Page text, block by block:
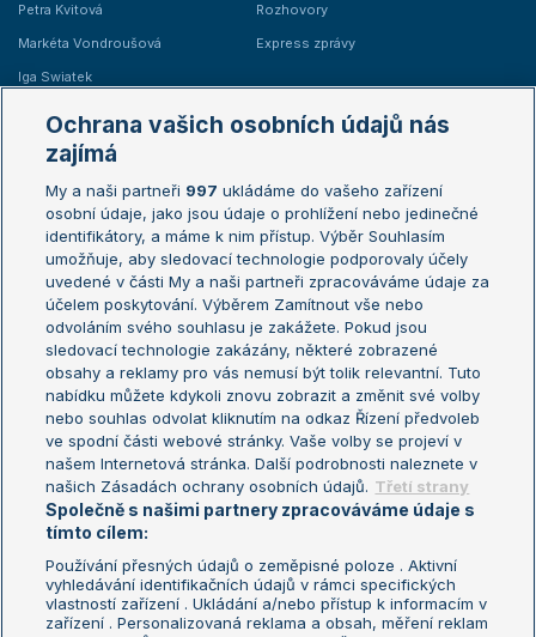
Petra Kvitová
Markéta Vondroušová
Iga Swiatek
Rozhovory
Express zprávy
Žebříčky
Žebříček ATP (muži)
Žebříček WTA (ženy)
Sázkařský žebříček
Australian Open
French Open
Wimbledon
US Open
Turnaj mistrů
Turnaj mistryň
Aktualní trendy
Fotbalové přestupy
Livesport Daily
LS Prague Open
Podmínky užití
Nastavení soukromí
GDPR a žurnalistika
Reklama
Ochrana vašich osobních údajů nás
zajímá
My a naši partneři 997 ukládáme do vašeho zařízení
osobní údaje, jako jsou údaje o prohlížení nebo jedinečné
identifikátory, a máme k nim přístup. Výběr Souhlasím
umožňuje, aby sledovací technologie podporovaly účely
uvedené v části My a naši partneři zpracováváme údaje za
účelem poskytování. Výběrem Zamítnout vše nebo
odvoláním svého souhlasu je zakážete. Pokud jsou
sledovací technologie zakázány, některé zobrazené
obsahy a reklamy pro vás nemusí být tolik relevantní. Tuto
nabídku můžete kdykoli znovu zobrazit a změnit své volby
nebo souhlas odvolat kliknutím na odkaz Řízení předvoleb
ve spodní části webové stránky. Vaše volby se projeví v
našem Internetová stránka. Další podrobnosti naleznete v
našich Zásadách ochrany osobních údajů. Třetí strany
Společně s našimi partnery zpracováváme údaje s
tímto cílem:
Používání přesných údajů o zeměpisné poloze . Aktivní
vyhledávání identifikačních údajů v rámci specifických
vlastností zařízení . Ukládání a/nebo přístup k informacím v
zařízení . Personalizovaná reklama a obsah, měření reklam